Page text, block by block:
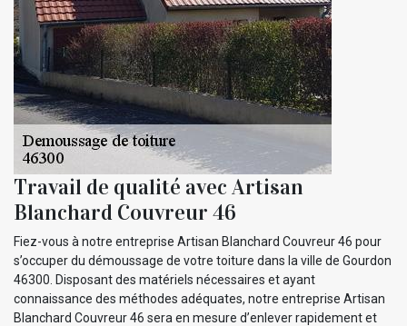
Travail de qualité avec Artisan
Blanchard Couvreur 46
Fiez-vous à notre entreprise Artisan Blanchard Couvreur 46 pour
s’occuper du démoussage de votre toiture dans la ville de Gourdon
46300. Disposant des matériels nécessaires et ayant
connaissance des méthodes adéquates, notre entreprise Artisan
Blanchard Couvreur 46 sera en mesure d’enlever rapidement et